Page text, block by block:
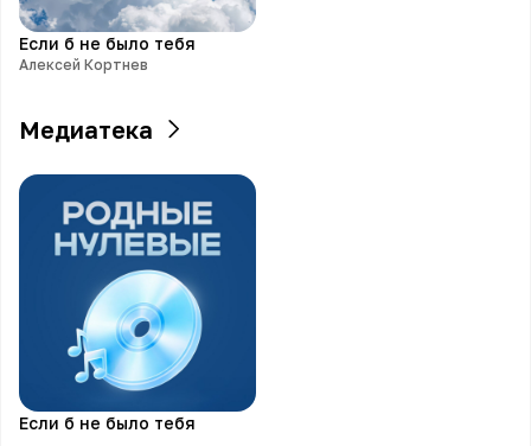
Если б не было тебя
Алексей Кортнев
Медиатека
Если б не было тебя